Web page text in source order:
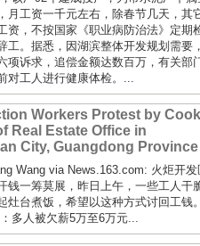
月工资一千元左右，除春节几天，其
资，不按国家《职业病防治法》定期
工。据悉，因湖滨整体开发规划需要
项诉求，追偿金额达数百万，有关部
对工人进行健康体检。...
Workers Protest by
Real Estate Office in
City, Guangdong
Wang via News.163.com: 火炬开
钱一筹莫展，昨日上午，一些工人干
灶台煮饭，希望以这种方式讨回工钱
多人被欠薪5万至6万元...